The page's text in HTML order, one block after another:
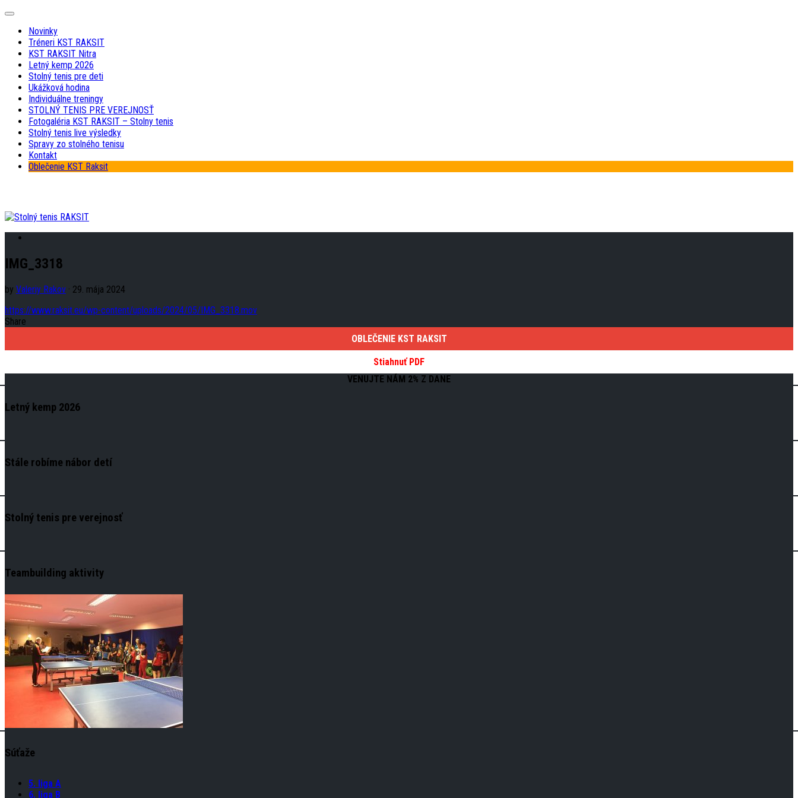
Skip
content
Expand
Novinky
Tréneri KST RAKSIT
KST RAKSIT Nitra
Letný kemp 2026
Stolný tenis pre deti
Ukážková hodina
Individuálne treningy
STOLNÝ TENIS PRE VEREJNOSŤ
Fotogaléria KST RAKSIT – Stolny tenis
Stolný tenis live výsledky
Spravy zo stolného tenisu
Kontakt
Oblečenie KST Raksit
IMG_3318
by Valeriy Rakov · 29. mája 2024
https://www.raksit.eu/wp-content/uploads/2024/05/IMG_3318.mov
Share
OBLEČENIE KST RAKSIT
Stiahnuť PDF
VENUJTE NÁM 2% Z DANE
Letný kemp 2026
Stále robíme nábor detí
Stolný tenis pre verejnosť
Teambuilding aktivity
Súťaže
5. liga A
6. liga B